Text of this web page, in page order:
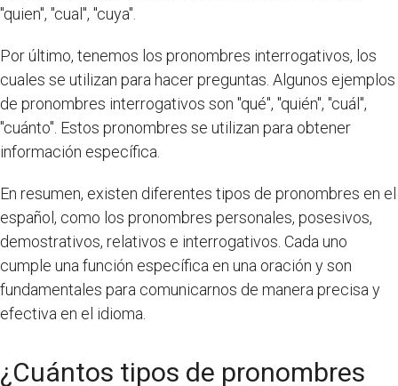
"quien", "cual", "cuya".
Por último, tenemos los pronombres interrogativos, los
cuales se utilizan para hacer preguntas. Algunos ejemplos
de pronombres interrogativos son "qué", "quién", "cuál",
"cuánto". Estos pronombres se utilizan para obtener
información específica.
En resumen, existen diferentes tipos de pronombres en el
español, como los pronombres personales, posesivos,
demostrativos, relativos e interrogativos. Cada uno
cumple una función específica en una oración y son
fundamentales para comunicarnos de manera precisa y
efectiva en el idioma.
¿Cuántos tipos de pronombres